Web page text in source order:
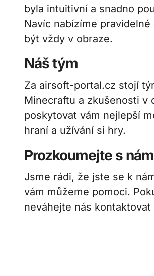
byla intuitivní a snadno
Navíc nabízíme
být vždy v obraze.
Náš tým
Za airsoft-portal.cz stojí
Minecraftu a zkušenosti v
poskytovat vám nejlepší
hraní a užívání si hry.
Prozkoumejte s
Jsme rádi, že jste se k
vám můžeme pomoci.
neváhejte nás kontaktovat